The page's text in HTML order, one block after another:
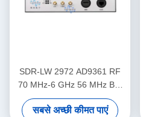
SDR-LW 2972 AD9361 RF
70 MHz-6 GHz 56 MHz BW
प्रत्येक 2 चैनल USB 3.0 USRP
एकीकृत सॉफ्टवेयर परिभाषित रेडियो
सबसे अच्छी कीमत पाएं